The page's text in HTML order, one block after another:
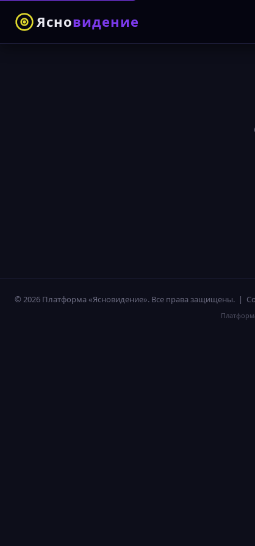
Ясновидение
© 2026 Платформа «Ясновидение». Все права защищены. |